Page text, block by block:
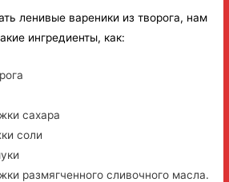
ленивые вареники из творога, нам
ингредиенты, как:
сахара
соли
размягченного сливочного масла.